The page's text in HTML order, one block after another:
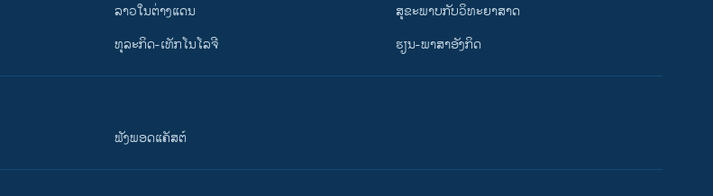
ລາວໃນຕ່າງແດນ
ທຸລະກິດ-ເທັກໂນໂລຈີ
ສຸຂະພາບກັບວິທະຍາສາດ
ຮຽນ-ພາສາອັງກິດ
ຟັງພອດແຄັສຕ໌